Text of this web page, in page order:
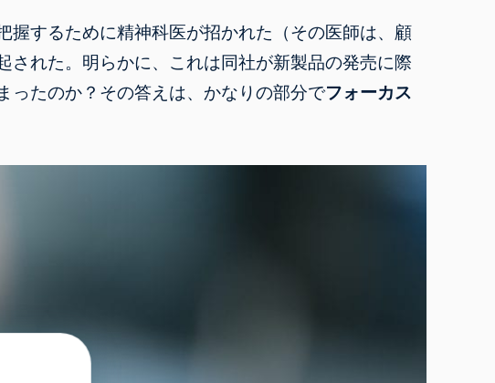
握するために精神科医が招かれた（その医師は、顧
れた。明らかに、これは同社が新製品の発売に際
ったのか？その答えは、かなりの部分でフォーカス